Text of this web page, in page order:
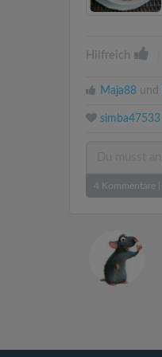
Hilfreich
Maja88 und
simba47533
4 Kommentare